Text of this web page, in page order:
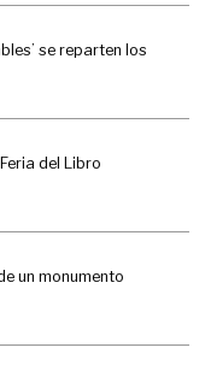
se reparten los
del Libro
un monumento